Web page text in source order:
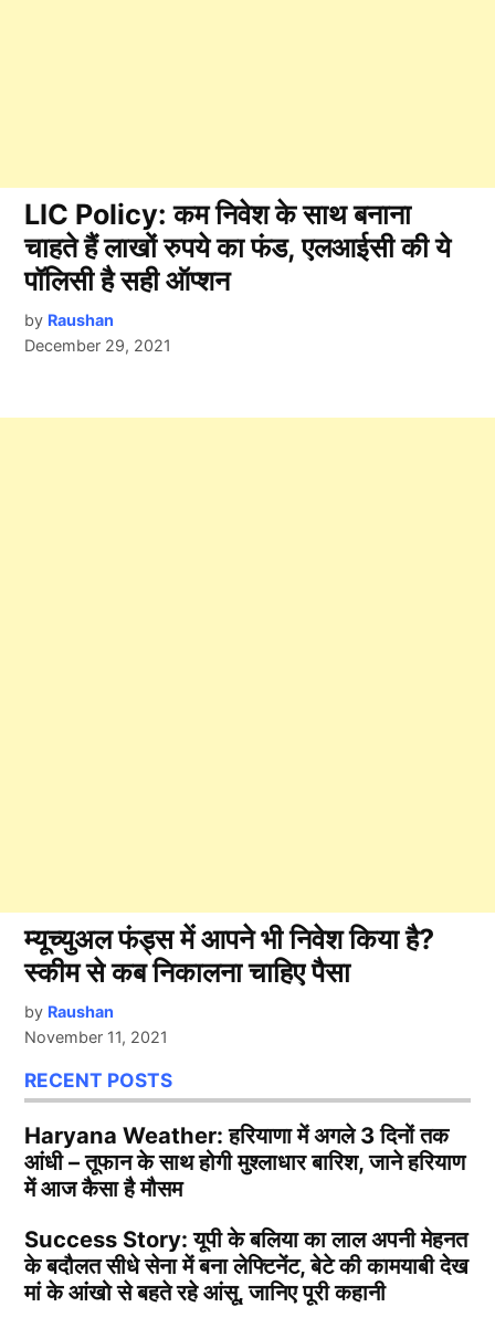
LIC Policy: कम निवेश के साथ बनाना
चाहते हैं लाखों रुपये का फंड, एलआईसी की ये
पॉलिसी है सही ऑप्शन
by Raushan
December 29, 2021
म्यूच्युअल फंड्स में आपने भी निवेश किया है?
स्‍कीम से कब निकालना चाहिए पैसा
by Raushan
November 11, 2021
RECENT POSTS
Haryana Weather: हरियाणा में अगले 3 दिनों तक
आंधी – तूफान के साथ होगी मुश्लाधार बारिश, जाने हरियाण
में आज कैसा है मौसम
Success Story: यूपी के बलिया का लाल अपनी मेहनत
के बदौलत सीधे सेना में बना लेफ्टिनेंट, बेटे की कामयाबी देख
मां के आंखो से बहते रहे आंसू, जानिए पूरी कहानी